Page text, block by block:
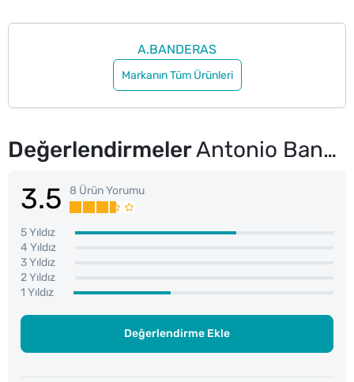
A.BANDERAS
Markanın Tüm Ürünleri
DeğerlendirmelerAntonio Banderas The Icon 2 Erkek Parfüm EDP 100 ml
3.5 8 Ürün Yorumu
5 Yıldız
4 Yıldız
3 Yıldız
2 Yıldız
1 Yıldız
Değerlendirme Ekle